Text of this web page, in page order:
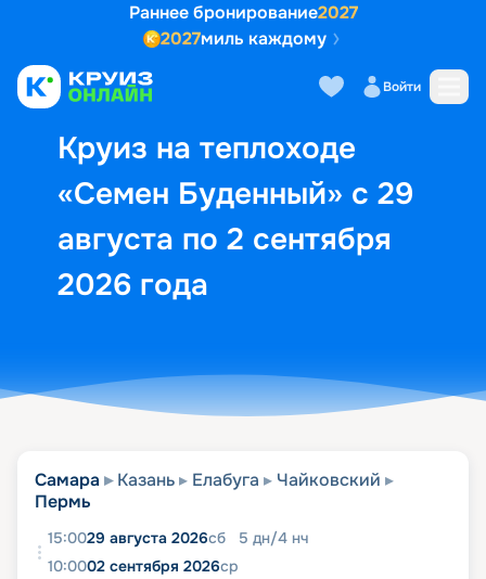
Раннее бронирование2027
2027миль каждому
Войти
Круиз на теплоходе
«Семен Буденный» с 29
августа по 2 сентября
2026 года
Выбор кают Маршрут и
Самара Казань Елабуга
Чайковский
Пермь
15:0029 августа 2026сб 5 дн/4 нч
10:0002 сентября 2026ср